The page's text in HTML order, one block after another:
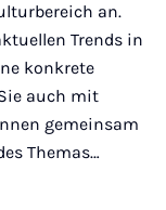
an.
Trends in
konkrete
auch mit
gemeinsam
Themas…